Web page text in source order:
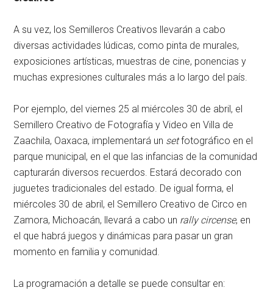
A su vez, los Semilleros Creativos llevarán a cabo
diversas actividades lúdicas, como pinta de murales,
exposiciones artísticas, muestras de cine, ponencias y
muchas expresiones culturales más a lo largo del país.
Por ejemplo, del viernes 25 al miércoles 30 de abril, el
Semillero Creativo de Fotografía y Video en Villa de
Zaachila, Oaxaca, implementará un setfotográfico en el
parque municipal, en el que las infancias de la comunidad
capturarán diversos recuerdos. Estará decorado con
juguetes tradicionales del estado. De igual forma, el
miércoles 30 de abril, el Semillero Creativo de Circo en
Zamora, Michoacán, llevará a cabo un rally circense, en
el que habrá juegos y dinámicas para pasar un gran
momento en familia y comunidad.
La programación a detalle se puede consultar en: